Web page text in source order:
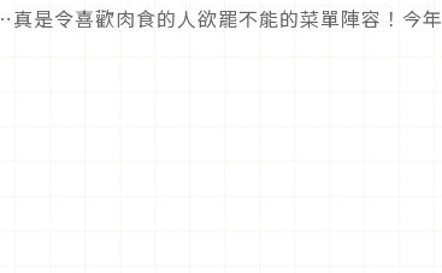
是令喜歡肉食的人欲罷不能的菜單陣容！今年